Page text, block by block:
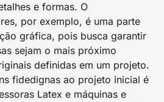
e formas. O
por exemplo, é uma parte
gráfica, pois busca garantir
sejam o mais próximo
definidas em um projeto.
fidedignas ao projeto inicial é
Latex e máquinas e